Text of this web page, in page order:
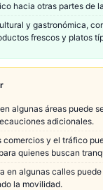
hacia otras partes de
y gastronómica,
frescos y platos
algunas áreas puede
adicionales.
comercios y el tráfico
quienes buscan
en algunas calles
la movilidad.